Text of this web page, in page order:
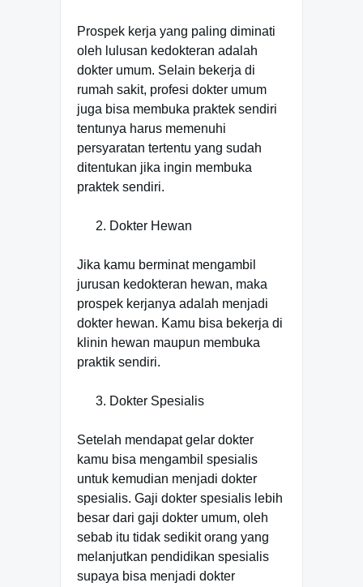
Prospek kerja yang paling diminati
oleh lulusan kedokteran adalah
dokter umum. Selain bekerja di
rumah sakit, profesi dokter umum
juga bisa membuka praktek sendiri
tentunya harus memenuhi
persyaratan tertentu yang sudah
ditentukan jika ingin membuka
praktek sendiri.
Dokter Hewan
Jika kamu berminat mengambil
jurusan kedokteran hewan, maka
prospek kerjanya adalah menjadi
dokter hewan. Kamu bisa bekerja di
klinin hewan maupun membuka
praktik sendiri.
Dokter Spesialis
Setelah mendapat gelar dokter
kamu bisa mengambil spesialis
untuk kemudian menjadi dokter
spesialis. Gaji dokter spesialis lebih
besar dari gaji dokter umum, oleh
sebab itu tidak sedikit orang yang
melanjutkan pendidikan spesialis
supaya bisa menjadi dokter